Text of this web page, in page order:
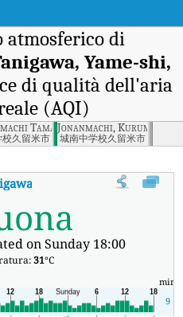
di
Yame-shi,
di qualità dell'aria
(AQI)
Tamamitsu, Kurume, Fukuoka
久留米市
Jonanmachi, Kurume,
城南中学校久留米市
Yame-shi, Fukuoka-ken
on Sunday 18:00
31°C
min
9